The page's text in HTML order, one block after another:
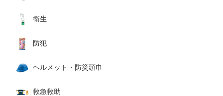
衛生
防犯
ヘルメット・防災頭巾
救急救助